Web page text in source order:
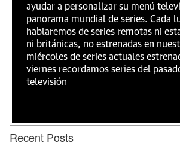
ayudar a personalizar su menú
panorama mundial de series. Cada
hablaremos de series remotas ni
ni británicas, no estrenadas en
miércoles de series actuales
viernes recordamos series del
televisión
Recent Posts